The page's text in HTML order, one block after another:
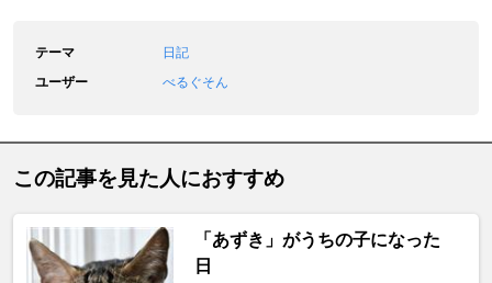
テーマ
日記
ユーザー
べるぐそん
この記事を見た人におすすめ
「あずき」がうちの子になった
日